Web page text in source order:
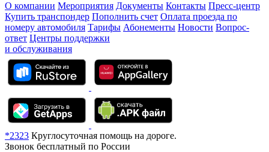
О компании Мероприятия Документы Контакты Пресс-центр
Купить транспондер Пополнить счет Оплата проезда по
номеру автомобиля Тарифы Абонементы Новости Вопрос-
ответ Центры поддержки
и обслуживания
*2323 Круглосуточная помощь на дороге.
Звонок бесплатный по России